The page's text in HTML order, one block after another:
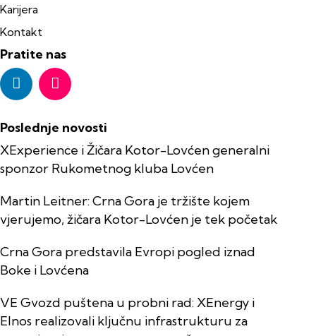
Karijera
Kontakt
Pratite nas
Poslednje novosti
XExperience i Žičara Kotor-Lovćen generalni
sponzor Rukometnog kluba Lovćen
Martin Leitner: Crna Gora je tržište kojem
vjerujemo, žičara Kotor-Lovćen je tek početak
Crna Gora predstavila Evropi pogled iznad
Boke i Lovćena
VE Gvozd puštena u probni rad: XEnergy i
Elnos realizovali ključnu infrastrukturu za